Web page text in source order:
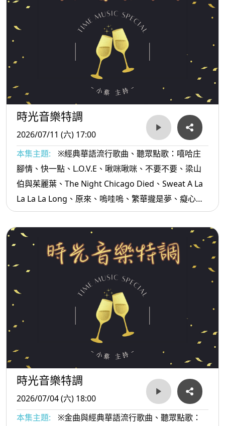
時光音樂特調
2026/07/11 (六) 17:00
本集主題:
※經典華語流行歌曲、聽眾點歌：嘻哈庄
腳情、快一點、L.O.V.E、啾咪啾咪、不要不要、梁山
伯與茱麗葉、The Night Chicago Died、Sweat A La
La La La Long、原來、嗚哇嗚、繁華攏是夢、癡心沈
落海、無情放抹記...等。
時光音樂特調
2026/07/04 (六) 18:00
本集主題:
※金曲與經典華語流行歌曲、聽眾點歌：